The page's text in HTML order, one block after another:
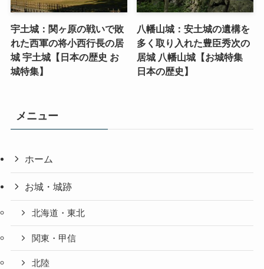
宇土城：関ヶ原の戦いで敗
れた西軍の将小西行長の居
城 宇土城【日本の歴史 お
城特集】
八幡山城：安土城の遺構を
多く取り入れた豊臣秀次の
居城 八幡山城【お城特集
日本の歴史】
メニュー
ホーム
お城・城跡
北海道・東北
関東・甲信
北陸